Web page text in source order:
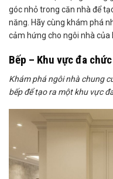
góc nhỏ trong căn nhà để
năng. Hãy cùng khám phá
cảm hứng cho ngôi nhà của
Bếp – Khu vực đa
Khám phá ngôi nhà chung
bếp để tạo ra một khu vực